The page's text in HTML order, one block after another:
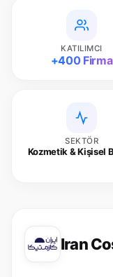
KATILIMCI
+400 Firma
SEKTÖR
Kozmetik & Kişisel
Iran